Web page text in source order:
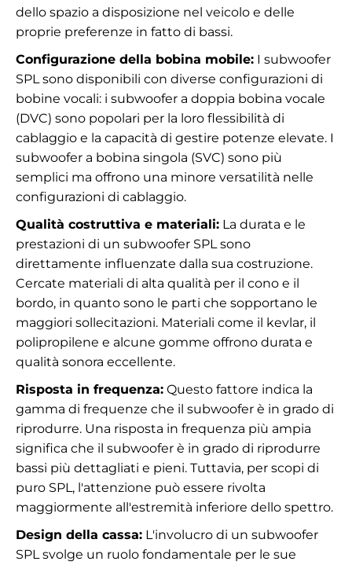
dello spazio a disposizione nel veicolo e delle
proprie preferenze in fatto di bassi.
Configurazione della bobina mobile: I subwoofer
SPL sono disponibili con diverse configurazioni di
bobine vocali: i subwoofer a doppia bobina vocale
(DVC) sono popolari per la loro flessibilità di
cablaggio e la capacità di gestire potenze elevate. I
subwoofer a bobina singola (SVC) sono più
semplici ma offrono una minore versatilità nelle
configurazioni di cablaggio.
Qualità costruttiva e materiali: La durata e le
prestazioni di un subwoofer SPL sono
direttamente influenzate dalla sua costruzione.
Cercate materiali di alta qualità per il cono e il
bordo, in quanto sono le parti che sopportano le
maggiori sollecitazioni. Materiali come il kevlar, il
polipropilene e alcune gomme offrono durata e
qualità sonora eccellente.
Risposta in frequenza: Questo fattore indica la
gamma di frequenze che il subwoofer è in grado di
riprodurre. Una risposta in frequenza più ampia
significa che il subwoofer è in grado di riprodurre
bassi più dettagliati e pieni. Tuttavia, per scopi di
puro SPL, l'attenzione può essere rivolta
maggiormente all'estremità inferiore dello spettro.
Design della cassa: L'involucro di un subwoofer
SPL svolge un ruolo fondamentale per le sue